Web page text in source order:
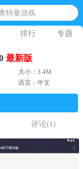
特曼游戏
地铁跑酷体验服版本
星空共庆周年
黎明觉醒生机国际服
体验服
排行 专题
最新版
大小：3.4M
语言：中文
评论(1)